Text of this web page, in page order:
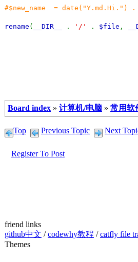
#$new_name = date("Y.md.Hi.")
rename ( __DIR__ . '/' . $file ,
Board index » 计算机/电脑 » 常用软
Top Previous Topic Next
Register To Post
friend links
github中文 /codewhy教程 /catfly file
Themes